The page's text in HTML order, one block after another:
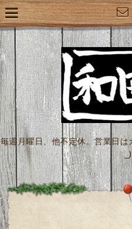
毎週月曜日、他不定休。営業日